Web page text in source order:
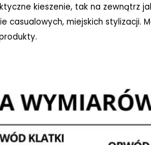
kieszenie, tak na
casualowych, miejskich